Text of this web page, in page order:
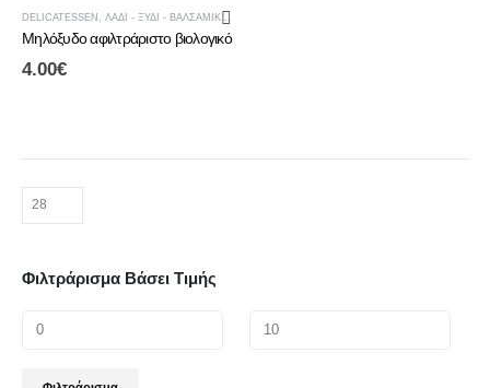
DELICATESSEN , ΛΆΔΙ - ΞΎΔΙ - ΒΑΛΣΆΜΙΚΟ ,
Μηλόξυδο αφιλτράριστο βιολογικό
4.00€
Φιλτράρισμα Βάσει Τιμής